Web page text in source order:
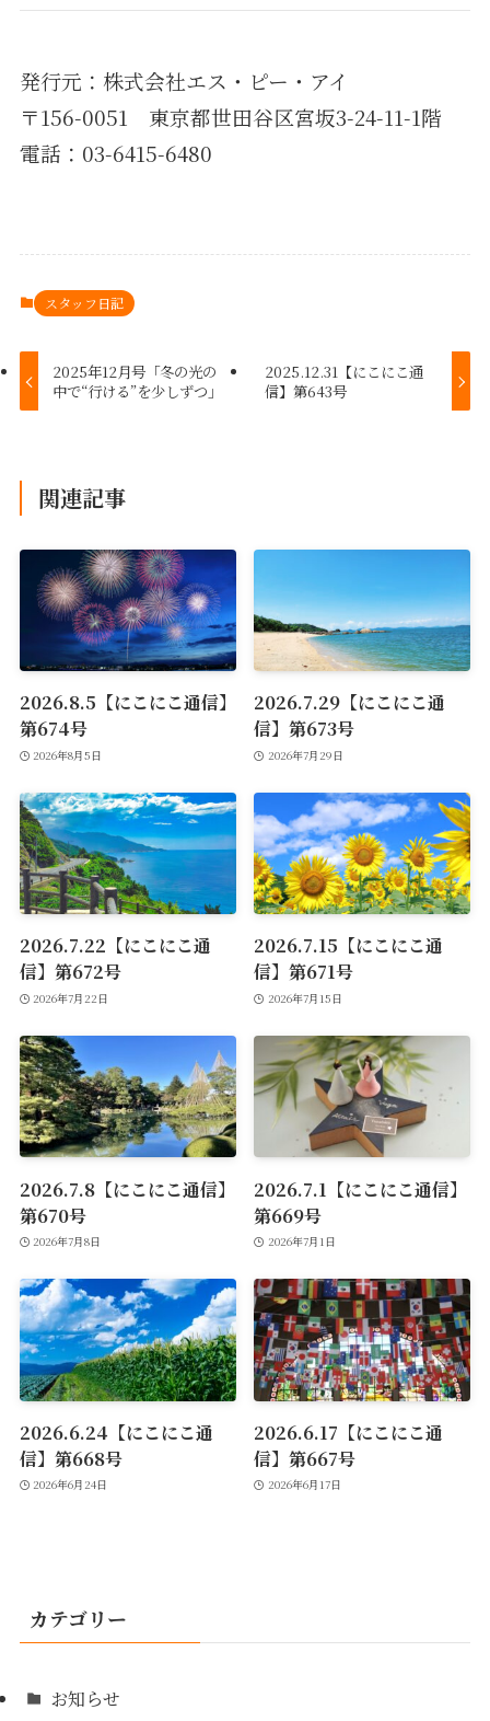
発行元：株式会社エス・ピー・アイ
〒156-0051 東京都世田谷区宮坂3-24-11-1階
電話：03-6415-6480
スタッフ日記
2025年12月号「冬の光の
中で“行ける”を少しずつ」
2025.12.31【にこにこ通
信】第643号
関連記事
2026.8.5【にこにこ通信】
第674号
2026年8月5日
2026.7.29【にこにこ通
信】第673号
2026年7月29日
2026.7.22【にこにこ通
信】第672号
2026年7月22日
2026.7.15【にこにこ通
信】第671号
2026年7月15日
2026.7.8【にこにこ通信】
第670号
2026年7月8日
2026.7.1【にこにこ通信】
第669号
2026年7月1日
2026.6.24【にこにこ通
信】第668号
2026年6月24日
2026.6.17【にこにこ通
信】第667号
2026年6月17日
カテゴリー
お知らせ